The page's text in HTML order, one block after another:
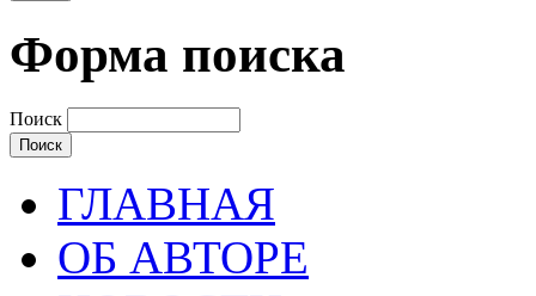
Форма поиска
Поиск
ГЛАВНАЯ
ОБ АВТОРЕ